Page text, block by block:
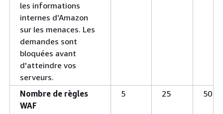
les informations
internes d'Amazon
sur les menaces. Les
demandes sont
bloquées avant
d'atteindre vos
serveurs.
Nombre de règles
WAF
5 25 50